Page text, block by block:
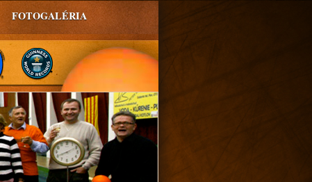
FOTOGALÉRIA